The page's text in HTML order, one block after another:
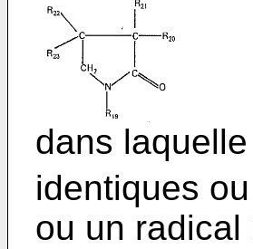
dans
identiques
ou un